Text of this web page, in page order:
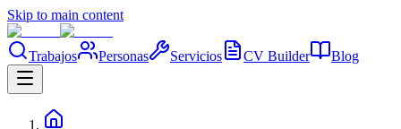
Skip to main content
Trabajos Personas Servicios CV Builder Blog